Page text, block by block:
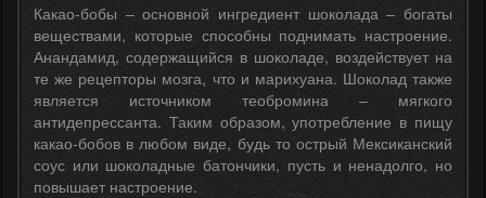
Какао-бобы – основной ингредиент шоколада – богаты
веществами, которые способны поднимать настроение.
Анандамид, содержащийся в шоколаде, воздействует на
те же рецепторы мозга, что и марихуана. Шоколад также
является источником теобромина – мягкого
антидепрессанта. Таким образом, употребление в пищу
какао-бобов в любом виде, будь то острый Мексиканский
соус или шоколадные батончики, пусть и ненадолго, но
повышает настроение.